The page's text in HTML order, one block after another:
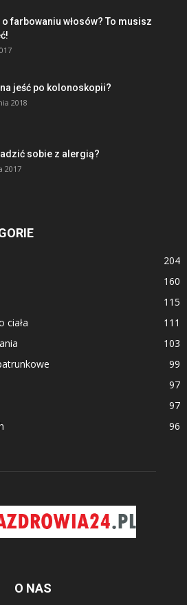
farbowaniu włosów? To musisz
jeść po kolonoskopii?
2018
sobie z alergią?
2017
204
160
115
ciała
111
103
99
97
97
96
O NAS